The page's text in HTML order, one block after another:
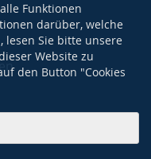
Funktionen
darüber, welche
lesen Sie bitte unsere
Website zu
den Button "Cookies